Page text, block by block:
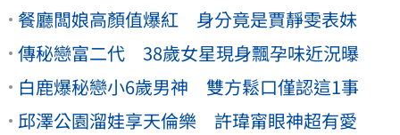
餐廳闆娘高顏值爆紅 身分竟是賈靜雯表妹
傳秘戀富二代 38歲女星現身飄孕味近況曝
白鹿爆秘戀小6歲男神 雙方鬆口僅認這1事
邱澤公園溜娃享天倫樂 許瑋甯眼神超有愛